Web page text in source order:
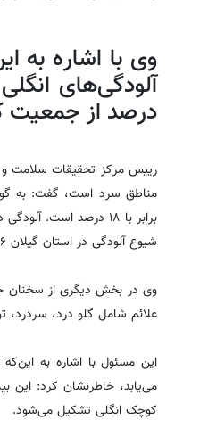
وی با اشاره به
درصد از جمعیت
رییس مرکز تحقیقات سلامت و
برابر با ۱۸ درصد
شیوع آلودگی در استان گیلان ۶۶ درصد و زاهدان ۲۲ درصد گزارش شده است.
علائم شامل گلو درد،
این مسئول با اشاره به
می‌یابد، خاطرنشان کرد: این
کوچک انگلی تشکیل می‌شود.